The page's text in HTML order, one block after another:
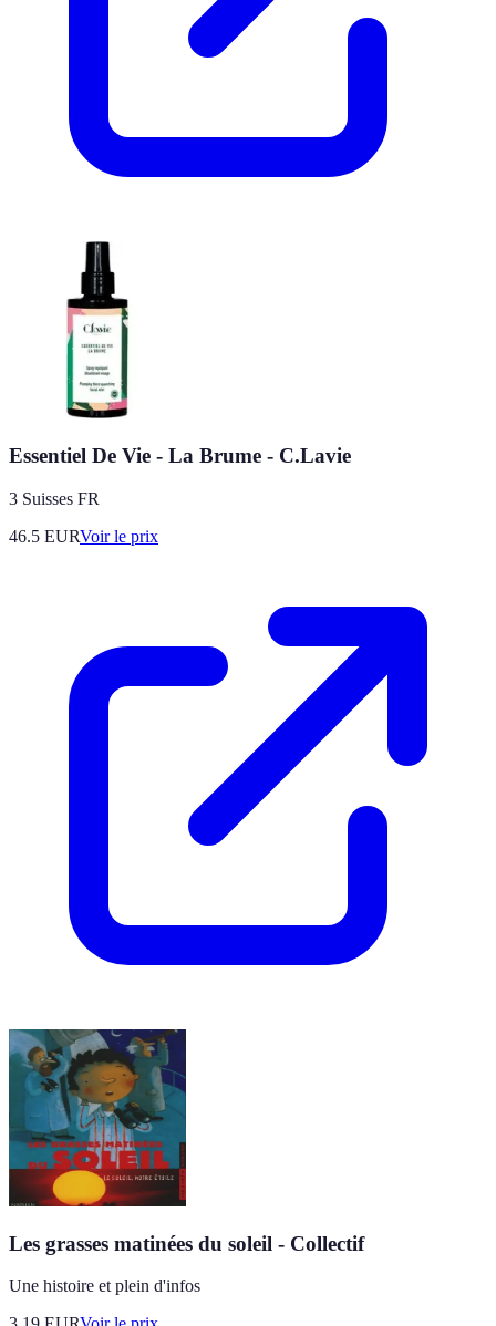
Essentiel De Vie - La Brume - C.Lavie
3 Suisses FR
46.5 EURVoir le prix
Les grasses matinées du soleil - Collectif
Une histoire et plein d'infos